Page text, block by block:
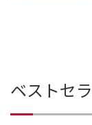
ベストセ